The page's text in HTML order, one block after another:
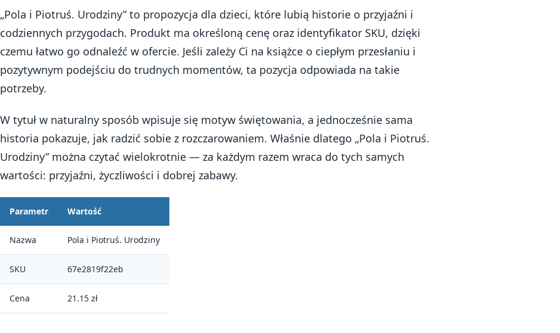
„Pola i Piotruś. Urodziny” to propozycja dla dzieci, które lubią historie o przyjaźni i
codziennych przygodach. Produkt ma określoną cenę oraz identyfikator SKU, dzięki
czemu łatwo go odnaleźć w ofercie. Jeśli zależy Ci na książce o ciepłym przesłaniu i
pozytywnym podejściu do trudnych momentów, ta pozycja odpowiada na takie
potrzeby.
W tytuł w naturalny sposób wpisuje się motyw świętowania, a jednocześnie sama
historia pokazuje, jak radzić sobie z rozczarowaniem. Właśnie dlatego „Pola i Piotruś.
Urodziny” można czytać wielokrotnie — za każdym razem wraca do tych samych
wartości: przyjaźni, życzliwości i dobrej zabawy.
Parametr Wartość
Nazwa Pola i Piotruś. Urodziny
SKU 67e2819f22eb
Cena 21.15 zł